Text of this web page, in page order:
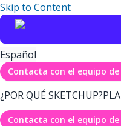
Skip to Content
Español
Contacta con el equipo
¿POR QUÉ SKETCHUP?
Contacta con el equipo